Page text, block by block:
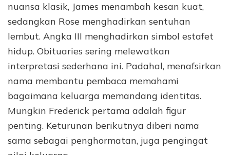
nuansa klasik, James menambah kesan kuat,
sedangkan Rose menghadirkan sentuhan
lembut. Angka III menghadirkan simbol estafet
hidup. Obituaries sering melewatkan
interpretasi sederhana ini. Padahal, menafsirkan
nama membantu pembaca memahami
bagaimana keluarga memandang identitas.
Mungkin Frederick pertama adalah figur
penting. Keturunan berikutnya diberi nama
sama sebagai penghormatan, juga pengingat